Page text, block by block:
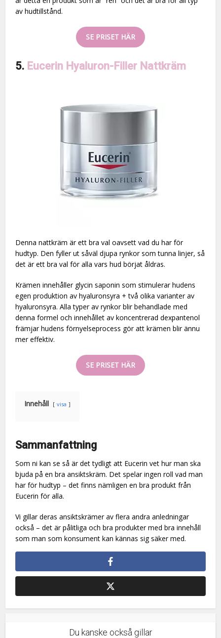
av hudtillstånd.
SE PRISET HÄR
5. Eucerin Hyaluron-Filler Nattkräm
Denna nattkräm är ett bra val oavsett vad du har för
hudtyp. Den fyller ut såväl djupa rynkor som tunna linjer, så
det är ett bra val för alla vars hud börjat åldras.
Krämen innehåller glycin saponin som stimulerar hudens
egen produktion av hyaluronsyra + två olika varianter av
hyaluronsyra. Alla typer av rynkor blir behandlade med
denna formel och innehållet av koncentrerad dexpantenol
främjar hudens förnyelseprocess gör att krämen blir ännu
mer effektiv.
SE PRISET HÄR
Innehåll visa
Sammanfattning
Som ni kan se så är det tydligt att Eucerin vet hur man ska
bjuda på en bra ansiktskräm. Det spelar ingen roll vad man
har för hudtyp – det finns nämligen en bra produkt från
Eucerin för alla.
Vi gillar deras ansiktskrämer av flera andra anledningar
också – det är pålitliga och bra produkter med bra innehåll
som man som konsument kan kännas sig säker med.
Du kanske också gillar